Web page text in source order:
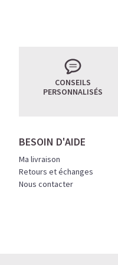
CONSEILS
PERSONNALISÉS
BESOIN D'AIDE
Ma livraison
Retours et échanges
Nous contacter